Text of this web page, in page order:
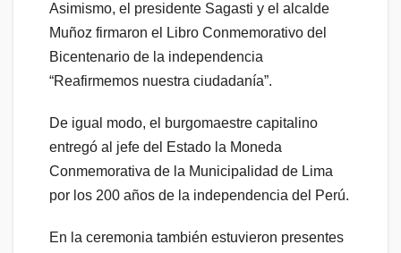
Asimismo, el presidente Sagasti y el alcalde
Muñoz firmaron el Libro Conmemorativo del
Bicentenario de la independencia
“Reafirmemos nuestra ciudadanía”.
De igual modo, el burgomaestre capitalino
entregó al jefe del Estado la Moneda
Conmemorativa de la Municipalidad de Lima
por los 200 años de la independencia del Perú.
En la ceremonia también estuvieron presentes